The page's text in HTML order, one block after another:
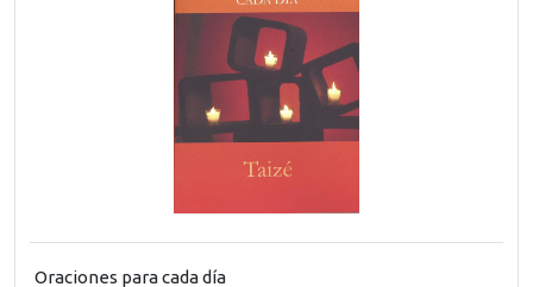
Oraciones para cada día